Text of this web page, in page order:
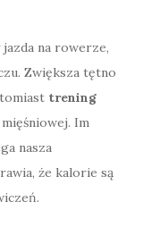
na rowerze,
Zwiększa tętno
trening
Im
nasza
że kalorie są